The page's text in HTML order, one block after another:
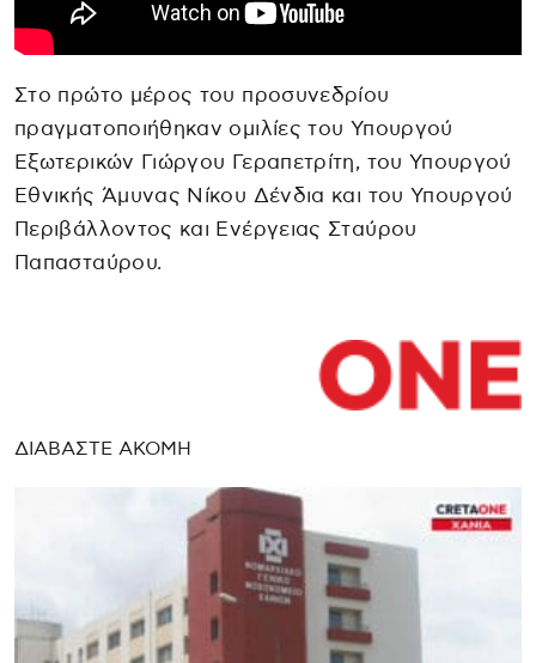
Στο πρώτο μέρος του προσυνεδρίου
πραγματοποιήθηκαν ομιλίες του Υπουργού
Εξωτερικών Γιώργου Γεραπετρίτη, του Υπουργού
Εθνικής Άμυνας Νίκου Δένδια και του Υπουργού
Περιβάλλοντος και Ενέργειας Σταύρου
Παπασταύρου.
ΔΙΑΒΑΣΤΕ ΑΚΟΜΗ